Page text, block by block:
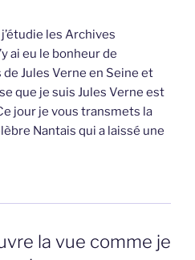
les Archives
ai eu le bonheur de
Jules Verne en Seine et
que je suis Jules Verne est
jour je vous transmets la
Nantais qui a laissé une
la vue comme je